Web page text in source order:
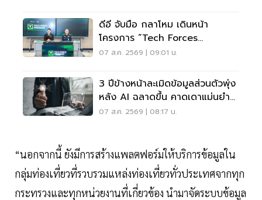
ดีอี จับมือ กลาโหม เดินหน้า
โครงการ “Tech Forces
Program”
07 ส.ค. 2569 | 09:01 น.
3 ปีข้างหน้าละเมิดข้อมูลส่วนตัวพุ่ง
หลัง AI ฉลาดขึ้น คาดเดาแม่นยำ
กว่าเดิม
07 ส.ค. 2569 | 08:17 น.
“นอกจากนี้ ยังมีการสร้างแพลตฟอร์มให้บริการข้อมูลใน
กลุ่มท่องเที่ยวที่รวบรวมแหล่งท่องเที่ยวทั่วประเทศจากทุก
กระทรวงและทุกหน่วยงานที่เกี่ยวข้อง นำมาจัดระบบข้อมูล